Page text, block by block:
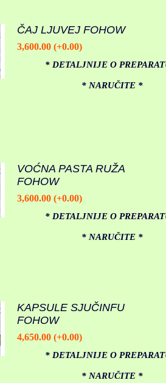
ČAJ LJUVEJ FOHOW
3,600.00 (+0.00)
* DETALJNIJE O
* NARUČITE *
VOĆNA PASTA RUŽA
FOHOW
3,600.00 (+0.00)
* DETALJNIJE O
* NARUČITE *
KAPSULE SJUČINFU
FOHOW
4,650.00 (+0.00)
* DETALJNIJE O
* NARUČITE *